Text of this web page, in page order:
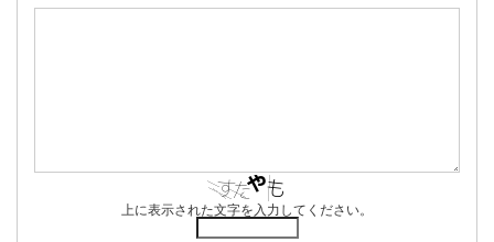
上に表示された文字を入力してください。